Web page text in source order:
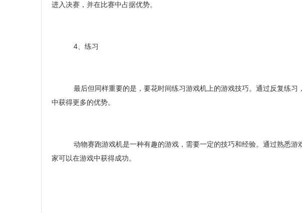
进入决赛，并在比赛中占据优势。
4、练习
最后但同样重要的是，要花时间练习游戏机上的游戏技巧。通过反复练习
中获得更多的优势。
动物赛跑游戏机是一种有趣的游戏，需要一定的技巧和经验。通过熟悉游
家可以在游戏中获得成功。